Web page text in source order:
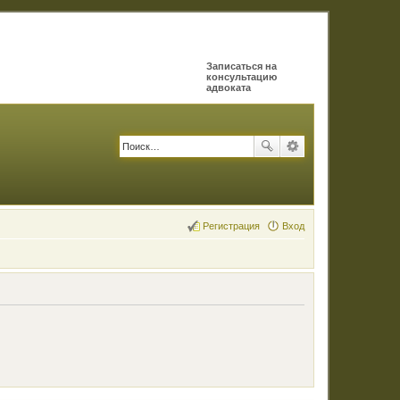
Записаться на
консультацию
адвоката
Вход
Регистрация